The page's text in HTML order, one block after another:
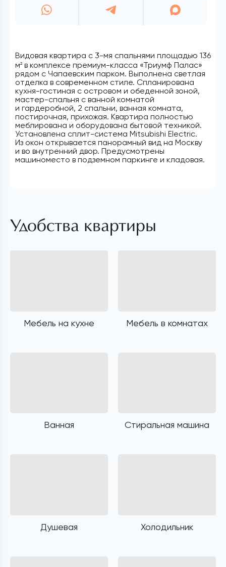
Видовая квартира с 3-мя спальнями площадью 136
м2 в комплексе премиум-класса «Триумф Палас»
рядом с Чапаевским парком. Выполнена светлая
отделка в современном стиле. Спланирована
кухня-гостиная с островом и обеденной зоной,
мастер-спальня с ванной комнатой
и гардеробной, 2 спальни, ванная комната,
постирочная, прихожая. Квартира полностью
меблирована и оборудована бытовой техникой.
Установлена сплит-система Mitsubishi Electric.
Из окон открывается панорамный вид на Москву
и во внутренний двор. Предусмотрены
машиноместо в подземном паркинге и кладовая.
Удобства квартиры
Мебель на кухне Мебель в комнатах
Ванная Стиральная машина
Душевая Холодильник